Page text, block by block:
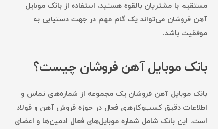
مستقیم با مشتریان بالقوه هستید، استفاده ازبانک موبایل
آهن فروشان می‌تواند یک گام مهم در جهت دستیابی به
موفقیت باشد.
بانک موبایل آهن فروشان چیست؟
بانک موبایل آهن فروشان یک مجموعه از شماره‌های تماس و
اطلاعات دقیق کسب‌وکارهای فعال در حوزه فروش آهن و فولاد
است. این بانک شامل شماره موبایل‌های فعال ادمین‌ها و اعضای